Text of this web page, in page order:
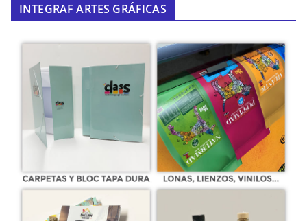
INTEGRAF ARTES GRÁFICAS